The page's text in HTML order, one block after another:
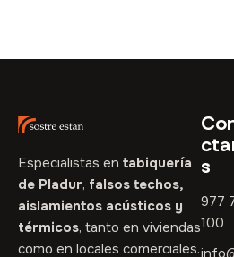
Especialistas en tabiquería
de Pladur, falsos techos,
aislamientos acústicos y
térmicos, tanto en viviendas
como en locales comerciales.
s
977
100